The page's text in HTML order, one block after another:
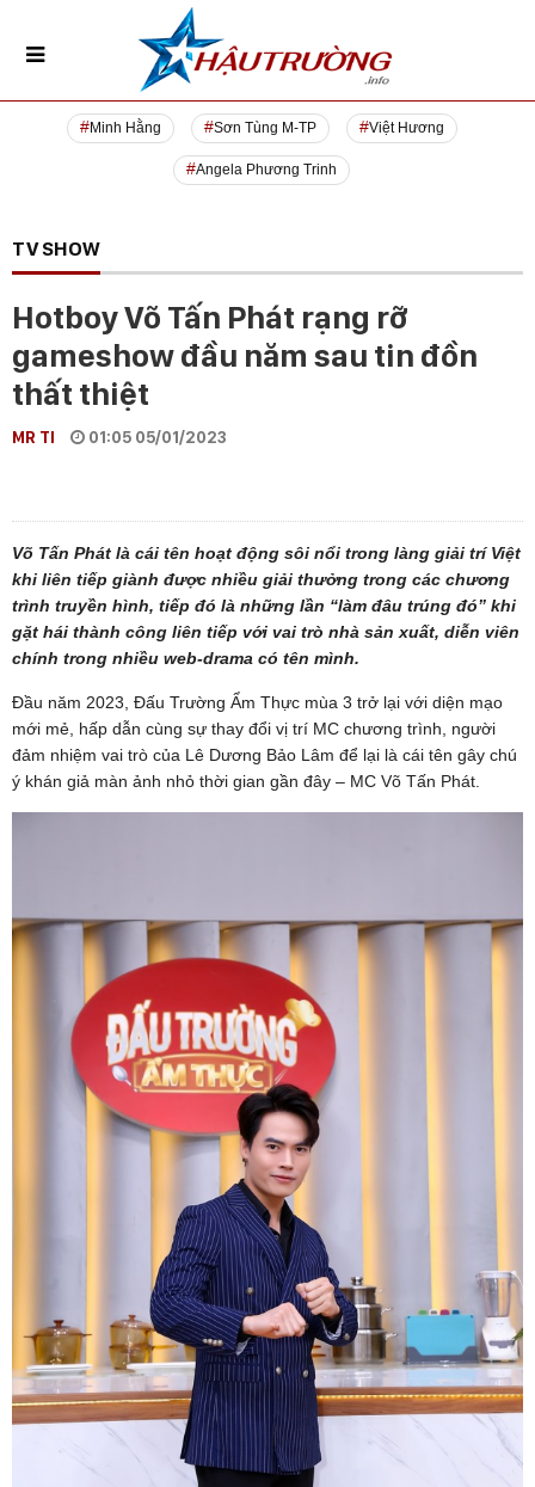
Minh Hằng Sơn Tùng M-TP Việt Hương
Angela Phương Trinh
TV SHOW
Hotboy Võ Tấn Phát rạng rỡ
gameshow đầu năm sau tin đồn
thất thiệt
MR TI 01:05 05/01/2023
Võ Tấn Phát là cái tên hoạt động sôi nổi trong làng giải trí Việt
khi liên tiếp giành được nhiều giải thưởng trong các chương
trình truyền hình, tiếp đó là những lần “làm đâu trúng đó” khi
gặt hái thành công liên tiếp với vai trò nhà sản xuất, diễn viên
chính trong nhiều web-drama có tên mình.
Đầu năm 2023, Đấu Trường Ẩm Thực mùa 3 trở lại với diện mạo
mới mẻ, hấp dẫn cùng sự thay đổi vị trí MC chương trình, người
đảm nhiệm vai trò của Lê Dương Bảo Lâm để lại là cái tên gây chú
ý khán giả màn ảnh nhỏ thời gian gần đây – MC Võ Tấn Phát.